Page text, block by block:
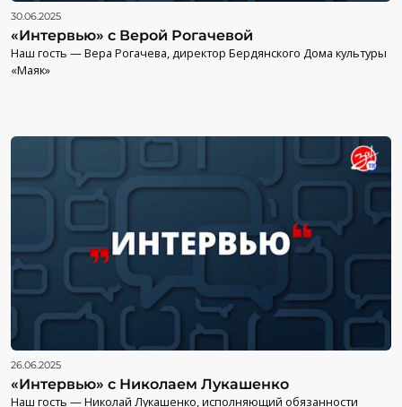
30.06.2025
«Интервью» с Верой Рогачевой
Наш гость — Вера Рогачева, директор Бердянского Дома культуры
«Маяк»
26.06.2025
«Интервью» с Николаем Лукашенко
Наш гость — Николай Лукашенко, исполняющий обязанности